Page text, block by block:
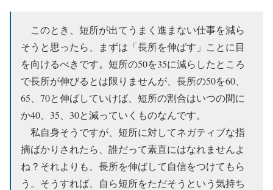
このとき、短所が出てうまく進まない仕事を減ら
そうと思ったら、まずは「長所を伸ばす」ことに目
を向けるべきです。短所の50を35に減らしたところ
で長所が伸びるとは限りませんが、長所の50を60、
65、70と伸ばしていけば、短所の割合はいつの間に
か40、35、30と減っていくものなんです。
私自身そうですが、短所に対してネガティブな指
摘ばかりされたら、誰だって素直にはなれませんよ
ね？それよりも、長所を伸ばして自信をつけてもら
う。そうすれば、自ら短所をただそうという気持ち